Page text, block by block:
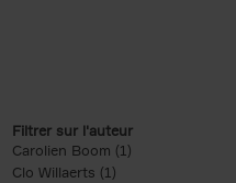
Filtrer sur l'auteur
Carolien Boom (1)
Clo Willaerts (1)